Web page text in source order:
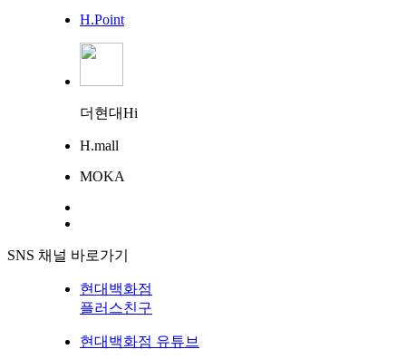
H.Point
더현대Hi
H.mall
MOKA
SNS 채널 바로가기
현대백화점
플러스친구
현대백화점 유튜브